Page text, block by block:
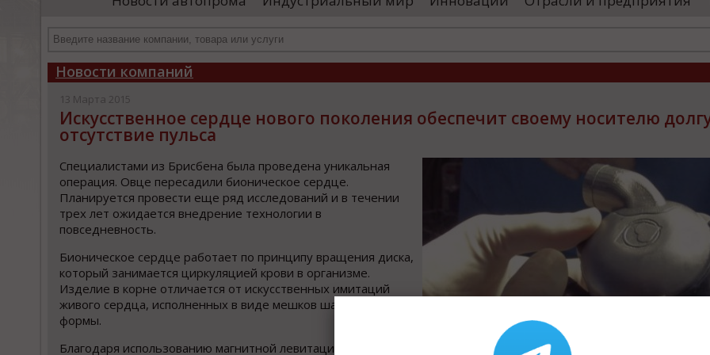
проводятся необходимые проверки, после
«Уральские локомотивы»)
большая
Новости компаний
13 Марта 2015
Искусственное сердце нового поколения обеспечит своему носителю
отсутствие пульса
Специалистами из Брисбена была проведена уникальная
операция. Овце пересадили бионическое сердце.
Планируется провести еще ряд исследований и в течении
трех лет ожидается внедрение технологии в
повседневность.
Бионическое сердце работает по принципу вращения диска,
который занимается циркуляцией крови в организме.
Изделие в корне отличается от искусственных имитаций
живого сердца, исполненных в виде мешков шарообразной
формы.
Благодаря использованию магнитной левитации срок